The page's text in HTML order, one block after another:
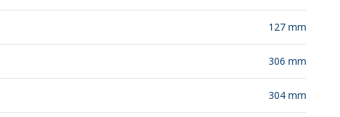
127 mm
306 mm
304 mm